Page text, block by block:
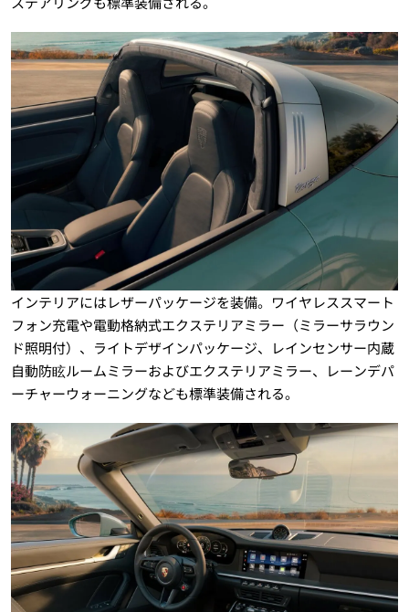
インテリアにはレザーパッケージを装備。ワイヤレススマート
フォン充電や電動格納式エクステリアミラー（ミラーサラウン
ド照明付）、ライトデザインパッケージ、レインセンサー内蔵
自動防眩ルームミラーおよびエクステリアミラー、レーンデパ
ーチャーウォーニングなども標準装備される。